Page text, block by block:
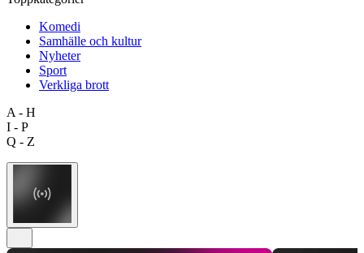
Komedi
Samhälle och kultur
Nyheter
Sport
Verkliga brott
A - H
I - P
Q - Z